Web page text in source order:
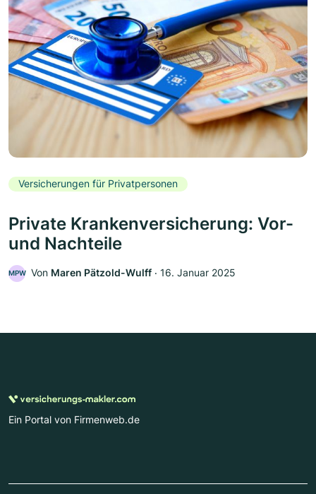
Versicherungen für Privatpersonen
Private Krankenversicherung: Vor-
und Nachteile
MPW Von Maren Pätzold-Wulff ‧ 16. Januar 2025
Ein Portal von Firmenweb.de